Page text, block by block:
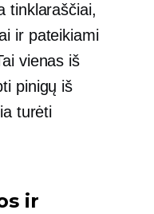
tinklaraščiai,
ir pateikiami
vienas iš
pinigų iš
turėti
ir